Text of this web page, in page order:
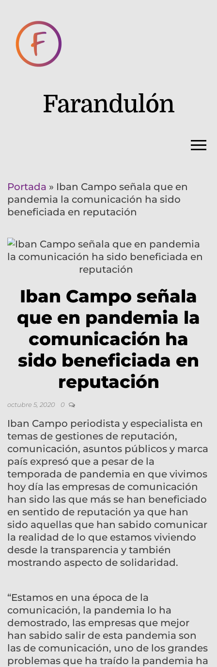
Farandulón
Portada » Iban Campo señala que en
pandemia la comunicación ha sido
beneficiada en reputación
Iban Campo señala
que en pandemia la
comunicación ha
sido beneficiada en
reputación
octubre 5, 2020 0
Iban Campo periodista y especialista en
temas de gestiones de reputación,
comunicación, asuntos públicos y marca
país expresó que a pesar de la
temporada de pandemia en que vivimos
hoy día las empresas de comunicación
han sido las que más se han beneficiado
en sentido de reputación ya que han
sido aquellas que han sabido comunicar
la realidad de lo que estamos viviendo
desde la transparencia y también
mostrando aspecto de solidaridad.
“Estamos en una época de la
comunicación, la pandemia lo ha
demostrado, las empresas que mejor
han sabido salir de esta pandemia son
las de comunicación, uno de los grandes
problemas que ha traído la pandemia ha